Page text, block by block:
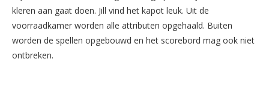
kleren aan gaat doen. Jill vind het kapot leuk. Uit de
voorraadkamer worden alle attributen opgehaald. Buiten
worden de spellen opgebouwd en het scorebord mag ook niet
ontbreken.